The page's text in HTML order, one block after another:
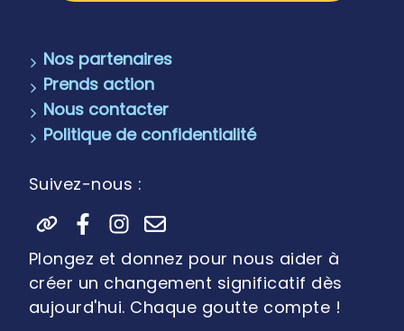
Nos partenaires
Prends action
Nous contacter
Politique de confidentialité
Suivez-nous :
Plongez et donnez pour nous aider à
créer un changement significatif dès
aujourd'hui. Chaque goutte compte !